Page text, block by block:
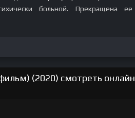
больной. Прекращена ее
(2020) смотреть онлайн